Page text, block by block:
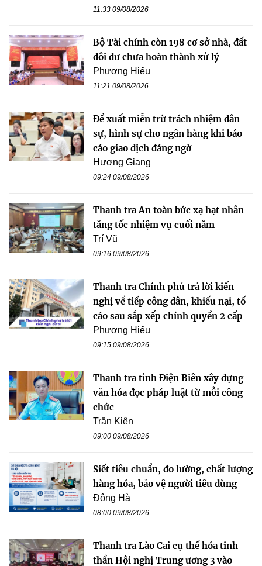
11:33 09/08/2026
Bộ Tài chính còn 198 cơ sở nhà, đất
dôi dư chưa hoàn thành xử lý
Phương Hiếu
11:21 09/08/2026
Đề xuất miễn trừ trách nhiệm dân
sự, hình sự cho ngân hàng khi báo
cáo giao dịch đáng ngờ
Hương Giang
09:24 09/08/2026
Thanh tra An toàn bức xạ hạt nhân
tăng tốc nhiệm vụ cuối năm
Trí Vũ
09:16 09/08/2026
Thanh tra Chính phủ trả lời kiến
nghị về tiếp công dân, khiếu nại, tố
cáo sau sắp xếp chính quyền 2 cấp
Phương Hiếu
09:15 09/08/2026
Thanh tra tỉnh Điện Biên xây dựng
văn hóa đọc pháp luật từ mỗi công
chức
Trần Kiên
09:00 09/08/2026
Siết tiêu chuẩn, đo lường, chất lượng
hàng hóa, bảo vệ người tiêu dùng
Đông Hà
08:00 09/08/2026
Thanh tra Lào Cai cụ thể hóa tinh
thần Hội nghị Trung ương 3 vào